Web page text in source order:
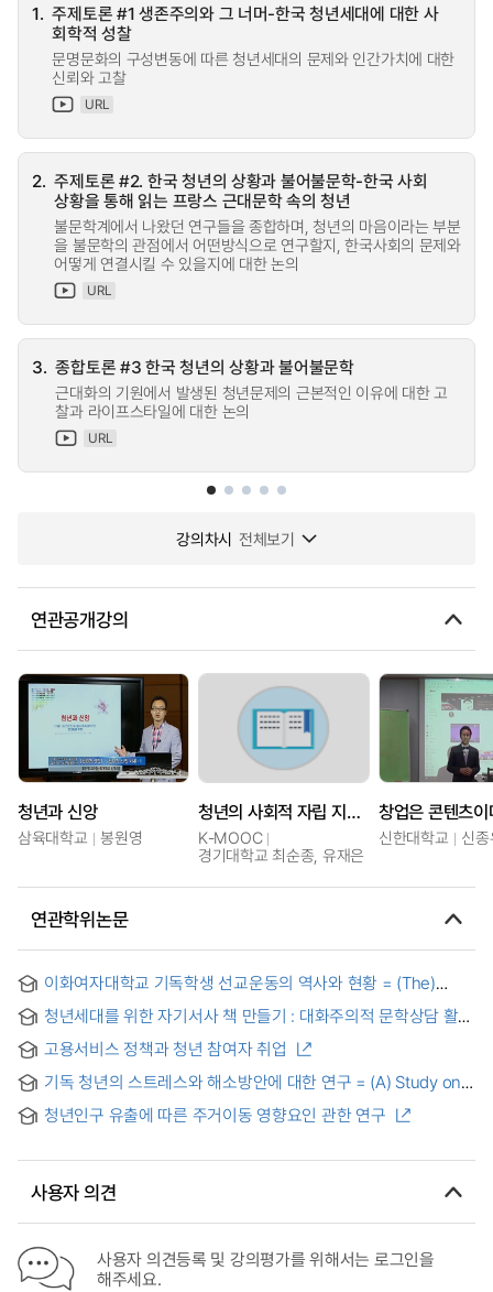
1. 주제토론 #1 생존주의와 그 너머-한국 청년세대에 대한 사
회학적 성찰
문명문화의 구성변동에 따른 청년세대의 문제와 인간가치에 대한
신뢰와 고찰
URL
2. 주제토론 #2. 한국 청년의 상황과 불어불문학-한국 사회
상황을 통해 읽는 프랑스 근대문학 속의 청년
불문학계에서 나왔던 연구들을 종합하며, 청년의 마음이라는 부분
을 불문학의 관점에서 어떤방식으로 연구할지, 한국사회의 문제와
어떻게 연결시킬 수 있을지에 대한 논의
URL
3. 종합토론 #3 한국 청년의 상황과 불어불문학
근대화의 기원에서 발생된 청년문제의 근본적인 이유에 대한 고
찰과 라이프스타일에 대한 논의
URL
강의차시 전체보기
연관공개강의
청년과 신앙
삼육대학교 봉원영
청년의 사회적 자립 지원강좌
K-MOOC
경기대학교 최순종, 유재은
신한대학교 신
연관학위논문
이화여자대학교 기독학생 선교운동의 역사와 현황 = (The)
History of Ewha Woman's University Christian Student
Mission Movement and Its Current Situation
청년세대를 위한 자기서사 책 만들기 : 대화주의적 문학상담 활동
연구 = Making Self-Narrative Books for Young Generation :
Research on Literary Counseling
고용서비스 정책과 청년 참여자 취업
기독 청년의 스트레스와 해소방안에 대한 연구 = (A) Study on
Stress of Christian Youth and Measures of its solution
청년인구 유출에 따른 주거이동 영향요인 관한 연구
사용자 의견
사용자 의견등록 및 강의평가를 위해서는 로그인을
해주세요.